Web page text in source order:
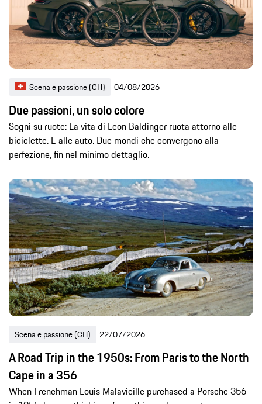
Scena e passione (CH) 04/08/2026
Due passioni, un solo colore
Sogni su ruote: La vita di Leon Baldinger ruota attorno alle
biciclette. E alle auto. Due mondi che convergono alla
perfezione, fin nel minimo dettaglio.
Scena e passione (CH) 22/07/2026
A Road Trip in the 1950s: From Paris to the North
Cape in a 356
When Frenchman Louis Malavieille purchased a Porsche 356